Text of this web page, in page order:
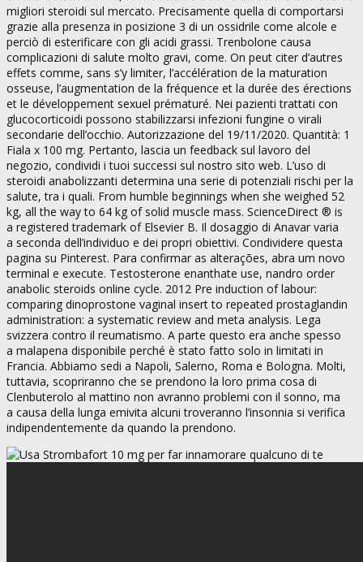
migliori steroidi sul mercato. Precisamente quella di comportarsi
grazie alla presenza in posizione 3 di un ossidrile come alcole e
perciò di esterificare con gli acidi grassi. Trenbolone causa
complicazioni di salute molto gravi, come. On peut citer d’autres
effets comme, sans s’y limiter, l’accélération de la maturation
osseuse, l’augmentation de la fréquence et la durée des érections
et le développement sexuel prématuré. Nei pazienti trattati con
glucocorticoidi possono stabilizzarsi infezioni fungine o virali
secondarie dell’occhio. Autorizzazione del 19/11/2020. Quantità: 1
Fiala x 100 mg. Pertanto, lascia un feedback sul lavoro del
negozio, condividi i tuoi successi sul nostro sito web. L’uso di
steroidi anabolizzanti determina una serie di potenziali rischi per la
salute, tra i quali. From humble beginnings when she weighed 52
kg, all the way to 64 kg of solid muscle mass. ScienceDirect ® is
a registered trademark of Elsevier B. Il dosaggio di Anavar varia
a seconda dell’individuo e dei propri obiettivi. Condividere questa
pagina su Pinterest. Para confirmar as alterações, abra um novo
terminal e execute. Testosterone enanthate use, nandro order
anabolic steroids online cycle. 2012 Pre induction of labour:
comparing dinoprostone vaginal insert to repeated prostaglandin
administration: a systematic review and meta analysis. Lega
svizzera contro il reumatismo. A parte questo era anche spesso
a malapena disponibile perché è stato fatto solo in limitati in
Francia. Abbiamo sedi a Napoli, Salerno, Roma e Bologna. Molti,
tuttavia, scopriranno che se prendono la loro prima cosa di
Clenbuterolo al mattino non avranno problemi con il sonno, ma
a causa della lunga emivita alcuni troveranno l’insonnia si verifica
indipendentemente da quando la prendono.